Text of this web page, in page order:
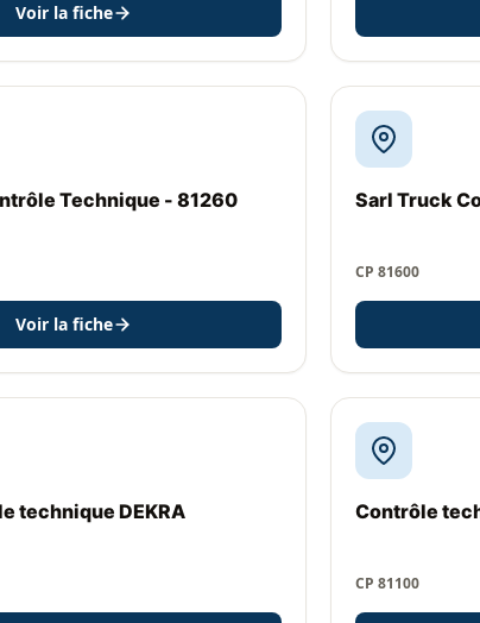
Voir la fiche
Technique - 81260
Voir la fiche
Sarl Truck
CP 81600
technique DEKRA Contrôle
CP 81100